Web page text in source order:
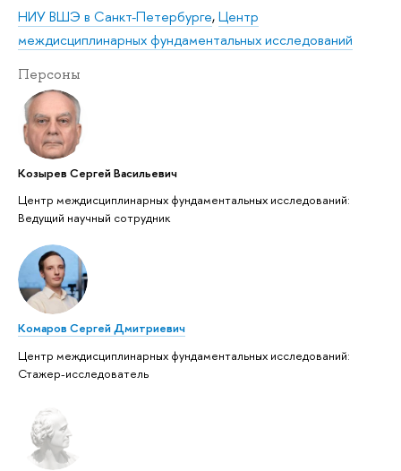
НИУ ВШЭ в Санкт-Петербурге,Центр
междисциплинарных фундаментальных исследований
Персоны
Козырев Сергей Васильевич
Центр междисциплинарных фундаментальных исследований:
Ведущий научный сотрудник
Комаров Сергей Дмитриевич
Центр междисциплинарных фундаментальных исследований:
Стажер-исследователь